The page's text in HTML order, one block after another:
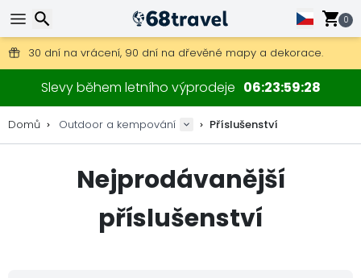
0
Poštovné zdarma na objednávky nad 1 900 Kč.
30 dní na vrácení, 90 dní na dřevěné mapy a dekorace.
Nejlepší ceny na outdoor vybavení a doplňky.
Slevy během letního výprodeje 06235926
Domů Outdoor a kempování Příslušenství
Nejprodávanější
příslušenství
Hledat
Hledat